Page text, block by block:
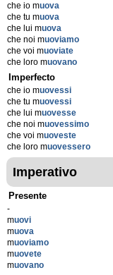
che io muova
che tu muova
che lui muova
che noi muoviamo
che voi muoviate
che loro muovano
Imperfecto
che io muovessi
che tu muovessi
che lui muovesse
che noi muovessimo
che voi muoveste
che loro muovessero
Imperativo
Presente
-
muovi
muova
muoviamo
muovete
muovano